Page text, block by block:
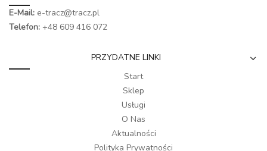
E-Mail: e-tracz@tracz.pl
Telefon: +48 609 416 072
PRZYDATNE LINKI
Start
Sklep
Usługi
O Nas
Aktualności
Polityka Prywatności